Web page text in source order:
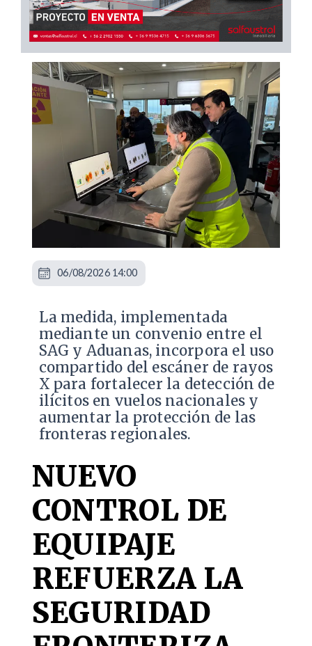
La medida, implementada
mediante un convenio entre el
SAG y Aduanas, incorpora el uso
compartido del escáner de rayos
X para fortalecer la detección de
ilícitos en vuelos nacionales y
aumentar la protección de las
fronteras regionales.
NUEVO
CONTROL DE
EQUIPAJE
REFUERZA LA
SEGURIDAD
06/08/2026 14:00